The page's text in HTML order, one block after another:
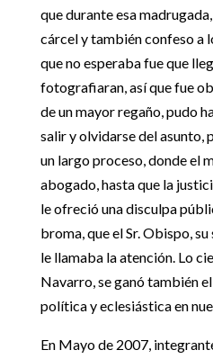
que durante esa
cárcel y también confeso a
que no esperaba fue que
fotografiaran, así que fue
de un mayor regaño, pudo
salir y olvidarse del asunto,
un largo proceso, donde el
abogado, hasta que la
le ofreció una disculpa
broma, que el Sr. Obispo,
le llamaba la atención. Lo
Navarro, se ganó también
política y eclesiástica en
En Mayo de 2007,